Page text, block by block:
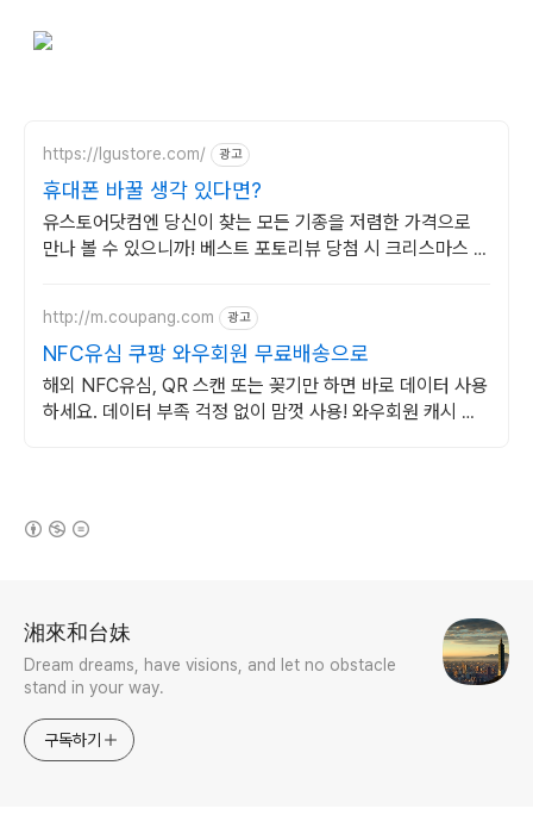
https://lgustore.com/ 광고
휴대폰 바꿀 생각 있다면?
유스토어닷컴엔 당신이 찾는 모든 기종을 저렴한 가격으로
만나 볼 수 있으니까! 베스트 포토리뷰 당첨 시 크리스마스 케
http://m.coupang.com 광고
NFC유심 쿠팡 와우회원 무료배송으로
해외 NFC유심, QR 스캔 또는 꽂기만 하면 바로 데이터 사용
하세요. 데이터 부족 걱정 없이 맘껏 사용! 와우회원 캐시 적
湘來和台妹
Dream dreams, have visions, and let no obstacle
stand in your way.
구독하기